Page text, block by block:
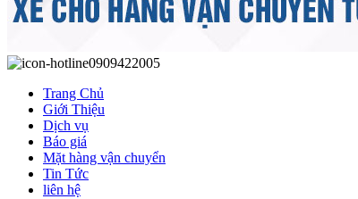
0909422005
Trang Chủ
Giới Thiệu
Dịch vụ
Báo giá
Mặt hàng vận chuyển
Tin Tức
liên hệ